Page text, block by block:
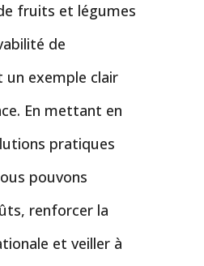
fruits et légumes
de
un exemple clair
En mettant en
pratiques
pouvons
renforcer la
et veiller à